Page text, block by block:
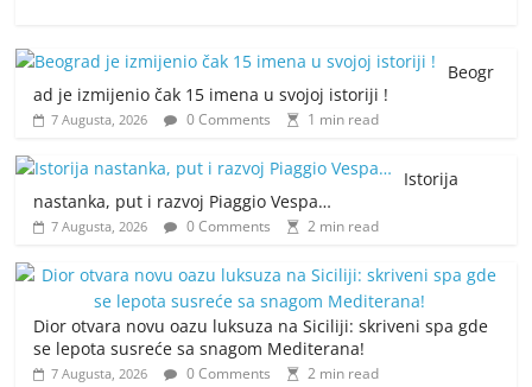
Beogr
ad je izmijenio čak 15 imena u svojoj istoriji !
7 Augusta, 2026 0 Comments 1 min read
Istorija
nastanka, put i razvoj Piaggio Vespa…
7 Augusta, 2026 0 Comments 2 min read
Dior otvara novu oazu luksuza na Siciliji: skriveni spa gde
se lepota susreće sa snagom Mediterana!
7 Augusta, 2026 0 Comments 2 min read